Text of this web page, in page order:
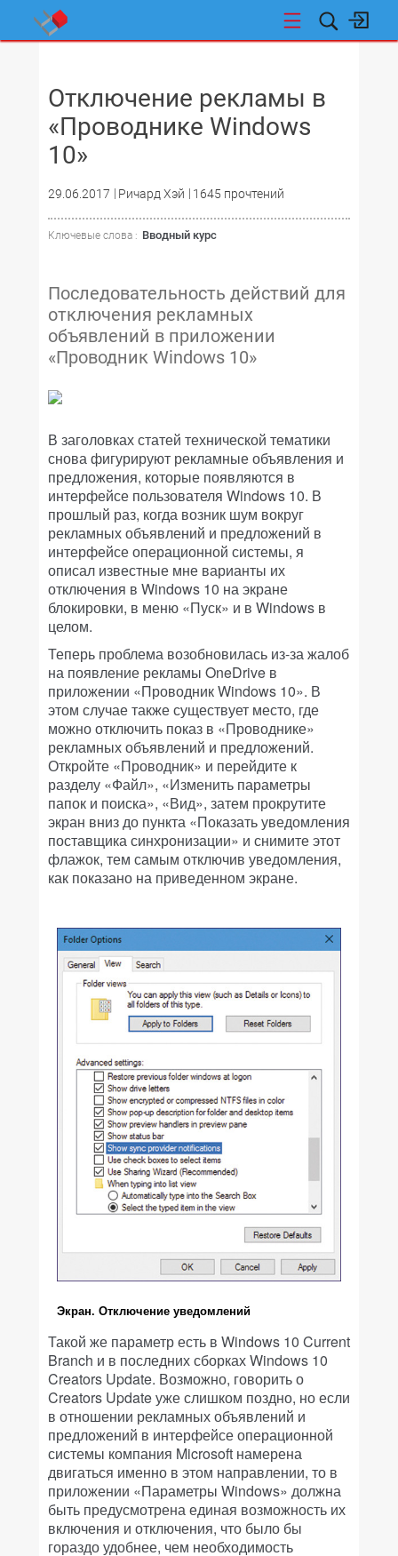
Отключение рекламы в
«Проводнике Windows
10»
29.06.2017 Ричард Хэй 1645 прочтений
Ключевые слова : Вводный курс
Последовательность действий для
отключения рекламных
объявлений в приложении
«Проводник Windows 10»
В заголовках статей технической тематики
снова фигурируют рекламные объявления и
предложения, которые появляются в
интерфейсе пользователя Windows 10. В
прошлый раз, когда возник шум вокруг
рекламных объявлений и предложений в
интерфейсе операционной системы, я
описал известные мне варианты их
отключения в Windows 10 на экране
блокировки, в меню «Пуск» и в Windows в
целом.
Теперь проблема возобновилась из-за жалоб
на появление рекламы OneDrive в
приложении «Проводник Windows 10». В
этом случае также существует место, где
можно отключить показ в «Проводнике»
рекламных объявлений и предложений.
Откройте «Проводник» и перейдите к
разделу «Файл», «Изменить параметры
папок и поиска», «Вид», затем прокрутите
экран вниз до пункта «Показать уведомления
поставщика синхронизации» и снимите этот
флажок, тем самым отключив уведомления,
как показано на приведенном экране.
Экран. Отключение уведомлений
Такой же параметр есть в Windows 10 Current
Branch и в последних сборках Windows 10
Creators Update. Возможно, говорить о
Creators Update уже слишком поздно, но если
в отношении рекламных объявлений и
предложений в интерфейсе операционной
системы компания Microsoft намерена
двигаться именно в этом направлении, то в
приложении «Параметры Windows» должна
быть предусмотрена единая возможность их
включения и отключения, что было бы
гораздо удобнее, чем необходимость